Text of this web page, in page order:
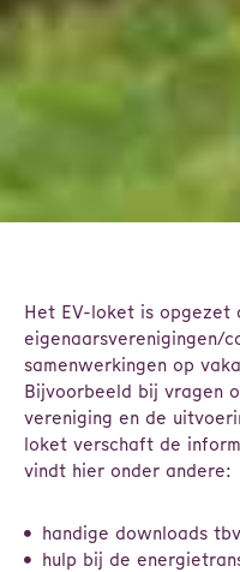
Het EV-loket is opgezet
eigenaarsverenigingen/
samenwerkingen op
Bijvoorbeeld bij vragen
vereniging en de
loket verschaft de
vindt hier onder andere:
handige downloads
hulp bij de